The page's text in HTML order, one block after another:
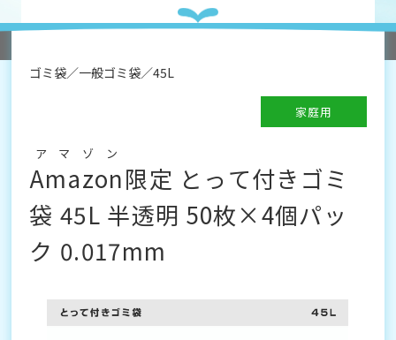
ゴミ袋 一般ゴミ袋 45L
家庭用
Amazon
アマゾン
限定 とって付きゴミ
袋 45L 半透明 50枚×4個パッ
ク 0.017mm